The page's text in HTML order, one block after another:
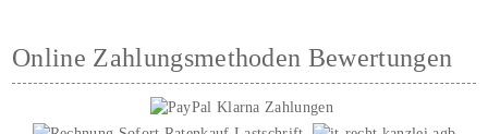
Online Zahlungsmethoden Bewertungen